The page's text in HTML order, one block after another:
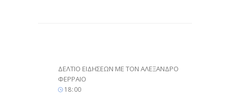
ΔΕΛΤΙΟ ΕΙΔΗΣΕΩΝ ΜΕ ΤΟΝ ΑΛΕΞΑΝΔΡΟ
ΦΕΡΡΑΙΟ
18:00